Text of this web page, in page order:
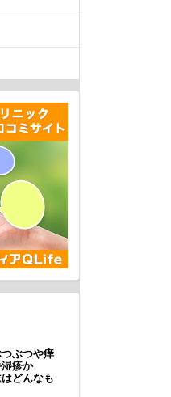
ぶつや痒
疹か
どんなも